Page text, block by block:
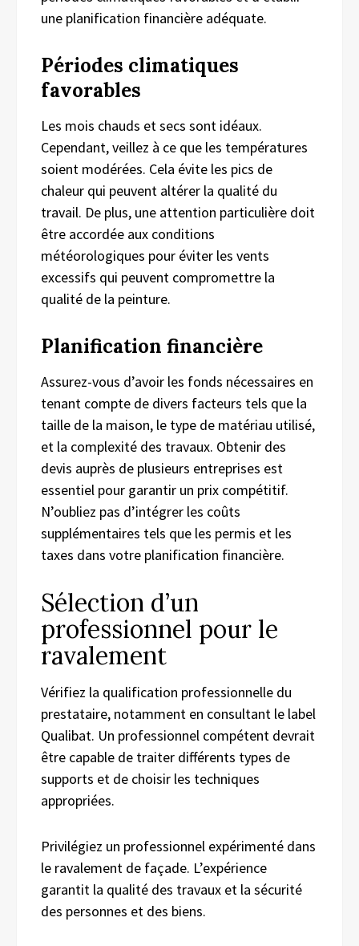
une planification financière adéquate.
Périodes climatiques
favorables
Les mois chauds et secs sont idéaux.
Cependant, veillez à ce que les températures
soient modérées. Cela évite les pics de
chaleur qui peuvent altérer la qualité du
travail. De plus, une attention particulière doit
être accordée aux conditions
météorologiques pour éviter les vents
excessifs qui peuvent compromettre la
qualité de la peinture.
Planification financière
Assurez-vous d’avoir les fonds nécessaires en
tenant compte de divers facteurs tels que la
taille de la maison, le type de matériau utilisé,
et la complexité des travaux. Obtenir des
devis auprès de plusieurs entreprises est
essentiel pour garantir un prix compétitif.
N’oubliez pas d’intégrer les coûts
supplémentaires tels que les permis et les
taxes dans votre planification financière.
Sélection d’un
professionnel pour le
ravalement
Vérifiez la qualification professionnelle du
prestataire, notamment en consultant le label
Qualibat. Un professionnel compétent devrait
être capable de traiter différents types de
supports et de choisir les techniques
appropriées.
Privilégiez un professionnel expérimenté dans
le ravalement de façade. L’expérience
garantit la qualité des travaux et la sécurité
des personnes et des biens.